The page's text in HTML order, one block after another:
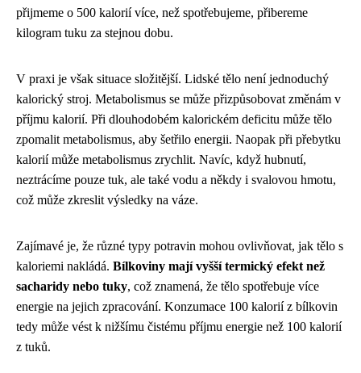
přijmeme o 500 kalorií více, než spotřebujeme, přibereme
kilogram tuku za stejnou dobu.
V praxi je však situace složitější. Lidské tělo není jednoduchý
kalorický stroj. Metabolismus se může přizpůsobovat změnám v
příjmu kalorií. Při dlouhodobém kalorickém deficitu může tělo
zpomalit metabolismus, aby šetřilo energii. Naopak při přebytku
kalorií může metabolismus zrychlit. Navíc, když hubnutí,
neztrácíme pouze tuk, ale také vodu a někdy i svalovou hmotu,
což může zkreslit výsledky na váze.
Zajímavé je, že různé typy potravin mohou ovlivňovat, jak tělo s
kaloriemi nakládá. Bílkoviny mají vyšší termický efekt než
sacharidy nebo tuky, což znamená, že tělo spotřebuje více
energie na jejich zpracování. Konzumace 100 kalorií z bílkovin
tedy může vést k nižšímu čistému příjmu energie než 100 kalorií
z tuků.